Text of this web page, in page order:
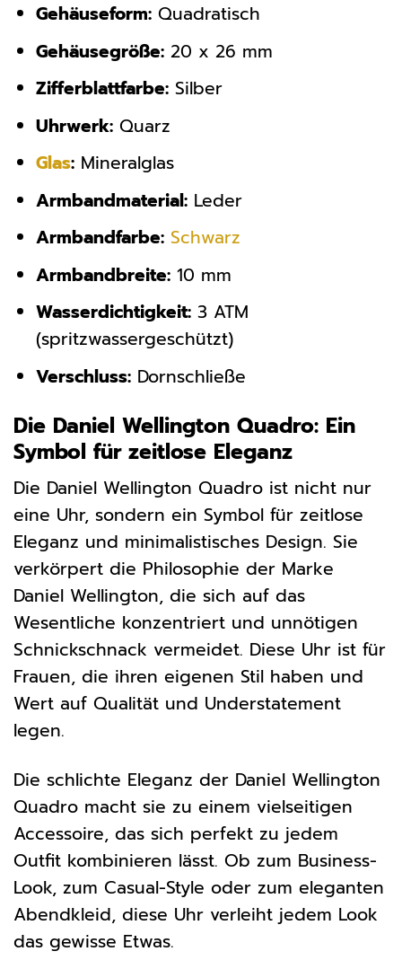
Gehäuseform:Quadratisch
Gehäusegröße:20 x 26 mm
Zifferblattfarbe:Silber
Uhrwerk:Quarz
Glas:Mineralglas
Armbandmaterial:Leder
Armbandfarbe: Schwarz
Armbandbreite:10 mm
Wasserdichtigkeit:3 ATM
(spritzwassergeschützt)
Verschluss:Dornschließe
Die Daniel Wellington Quadro: Ein
Symbol für zeitlose Eleganz
Die Daniel Wellington Quadro ist nicht nur
eine Uhr, sondern ein Symbol für zeitlose
Eleganz und minimalistisches Design. Sie
verkörpert die Philosophie der Marke
Daniel Wellington, die sich auf das
Wesentliche konzentriert und unnötigen
Schnickschnack vermeidet. Diese Uhr ist für
Frauen, die ihren eigenen Stil haben und
Wert auf Qualität und Understatement
legen.
Die schlichte Eleganz der Daniel Wellington
Quadro macht sie zu einem vielseitigen
Accessoire, das sich perfekt zu jedem
Outfit kombinieren lässt. Ob zum Business-
Look, zum Casual-Style oder zum eleganten
Abendkleid, diese Uhr verleiht jedem Look
das gewisse Etwas.